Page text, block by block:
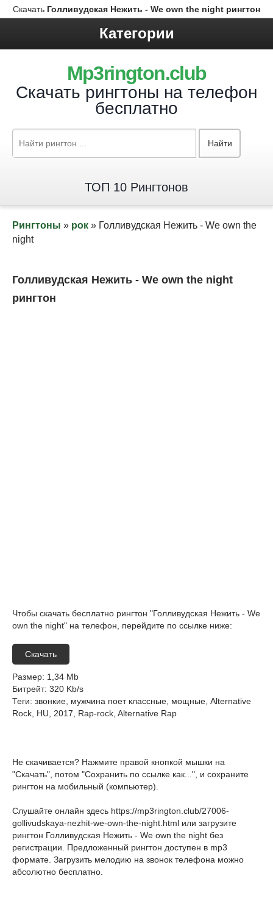
Скачать Голливудская Нежить - We own the night рингтон
Категории
Mp3rington.club
Скачать рингтоны на телефон
бесплатно
Найти
ТОП 10 Рингтонов
Рингтоны » рок » Голливудская Нежить - We own the
night
Голливудская Нежить - We own the night
рингтон
Чтобы скачать бесплатно рингтон "Голливудская Нежить - We
own the night" на телефон, перейдите по ссылке ниже:
Скачать
Размер: 1,34 Mb
Битрейт: 320 Kb/s
Теги: звонкие, мужчина поет классные, мощные, Alternative
Rock, HU, 2017, Rap-rock, Alternative Rap
Не скачивается? Нажмите правой кнопкой мышки на
"Скачать", потом "Сохранить по ссылке как...", и сохраните
рингтон на мобильный (компьютер).
Слушайте онлайн здесь https://mp3rington.club/27006-
gollivudskaya-nezhit-we-own-the-night.html или загрузите
рингтон Голливудская Нежить - We own the night без
регистрации. Предложенный рингтон доступен в mp3
формате. Загрузить мелодию на звонок телефона можно
абсолютно бесплатно.